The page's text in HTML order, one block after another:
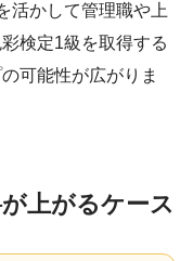
活かして管理職や上
検定1級を取得する
可能性が広がりま
上がるケース